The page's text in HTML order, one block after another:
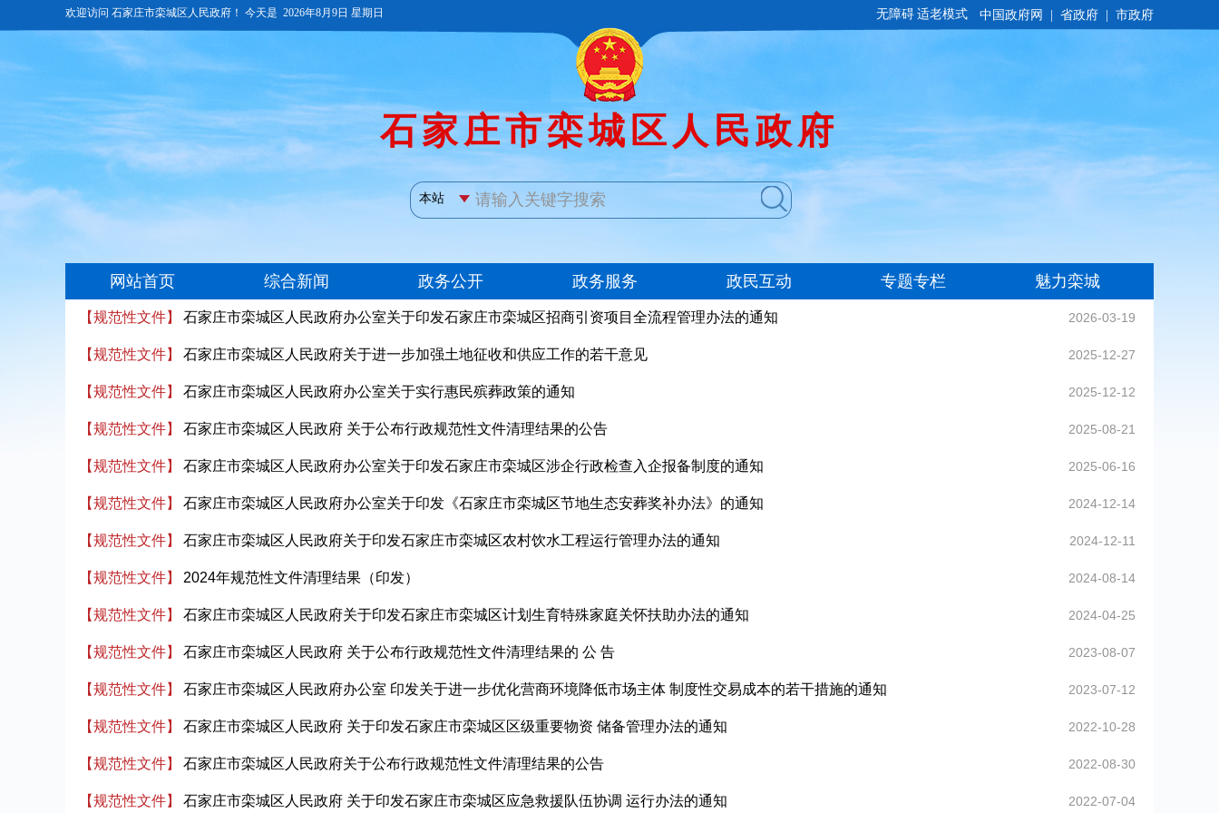
无障碍 适老模式
【规范性文件】 石家庄市栾城区人民政府办公室关于印发石家庄市栾城区招商引资项目全流程管理办法的通知 2026-03-19
【规范性文件】 石家庄市栾城区人民政府关于进一步加强土地征收和供应工作的若干意见 2025-12-27
【规范性文件】 石家庄市栾城区人民政府办公室关于实行惠民殡葬政策的通知 2025-12-12
【规范性文件】 石家庄市栾城区人民政府 关于公布行政规范性文件清理结果的公告 2025-08-21
【规范性文件】 石家庄市栾城区人民政府办公室关于印发石家庄市栾城区涉企行政检查入企报备制度的通知 2025-06-16
【规范性文件】 石家庄市栾城区人民政府办公室关于印发《石家庄市栾城区节地生态安葬奖补办法》的通知 2024-12-14
【规范性文件】 石家庄市栾城区人民政府关于印发石家庄市栾城区农村饮水工程运行管理办法的通知 2024-12-11
【规范性文件】 2024年规范性文件清理结果（印发） 2024-08-14
【规范性文件】 石家庄市栾城区人民政府关于印发石家庄市栾城区计划生育特殊家庭关怀扶助办法的通知 2024-04-25
【规范性文件】 石家庄市栾城区人民政府 关于公布行政规范性文件清理结果的 公 告 2023-08-07
【规范性文件】 石家庄市栾城区人民政府办公室 印发关于进一步优化营商环境降低市场主体 制度性交易成本的若干措施的通知 2023-07-12
【规范性文件】 石家庄市栾城区人民政府 关于印发石家庄市栾城区区级重要物资 储备管理办法的通知 2022-10-28
【规范性文件】 石家庄市栾城区人民政府关于公布行政规范性文件清理结果的公告 2022-08-30
【规范性文件】 石家庄市栾城区人民政府 关于印发石家庄市栾城区应急救援队伍协调 运行办法的通知 2022-07-04